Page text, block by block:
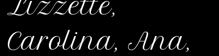
Lizzette,
Carolina, Ana,